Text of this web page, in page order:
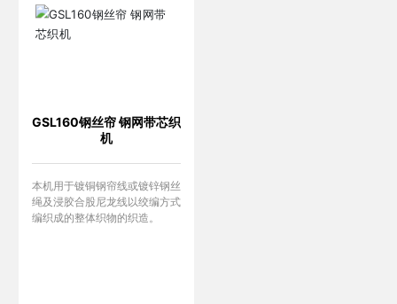
GSL160钢丝帘 钢网带芯织
机
本机用于镀铜钢帘线或镀锌钢丝
绳及浸胶合股尼龙线以绞编方式
编织成的整体织物的织造。